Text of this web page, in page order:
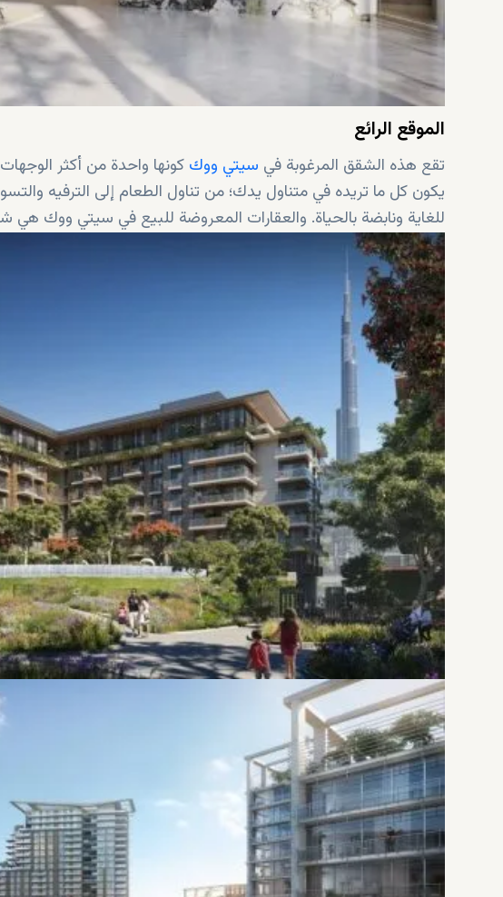
الموقع الرائع
تقع هذه الشقق المرغوبة في سيتي ووك كونها واحدة من أكثر
يكون كل ما تريده في متناول يدك؛ من تناول الطعام إلى الترفيه
للغاية ونابضة بالحياة. والعقارات المعروضة للبيع في سيتي ووك